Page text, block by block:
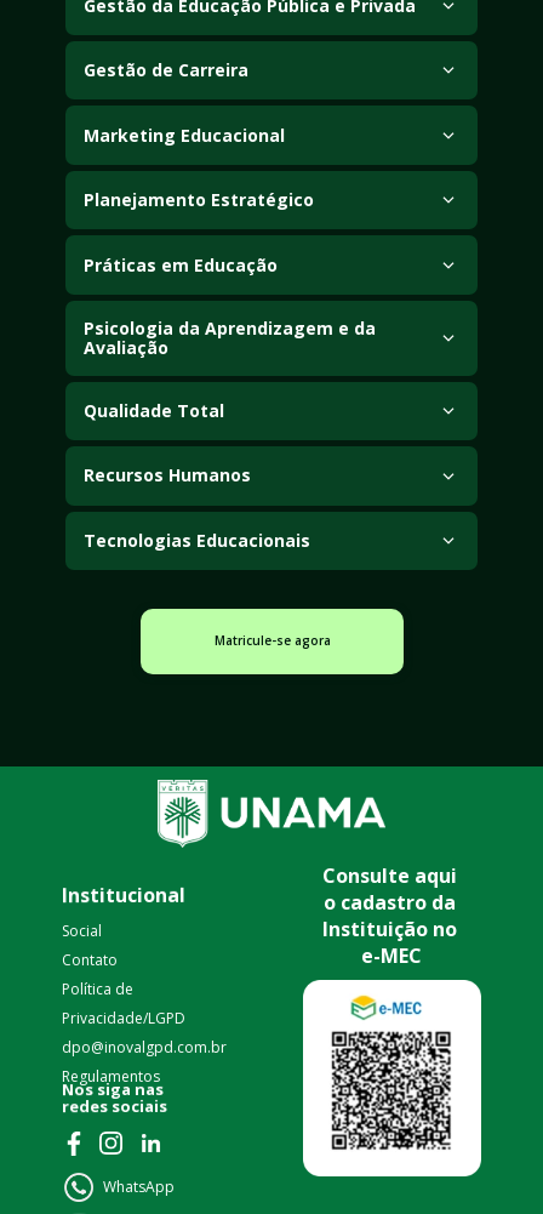
Gestão da Educação Pública e Privada
Gestão de Carreira
Marketing Educacional
Planejamento Estratégico
Práticas em Educação
Psicologia da Aprendizagem e da
Avaliação
Qualidade Total
Recursos Humanos
Tecnologias Educacionais
Matricule-se agora
Nos siga nas
redes sociais
Social
Contato
Política de
Privacidade/LGPD
dpo@inovalgpd.com.br
Regulamentos
Institucional
Consulte aqui
o cadastro da
Instituição no
e-MEC
WhatsApp